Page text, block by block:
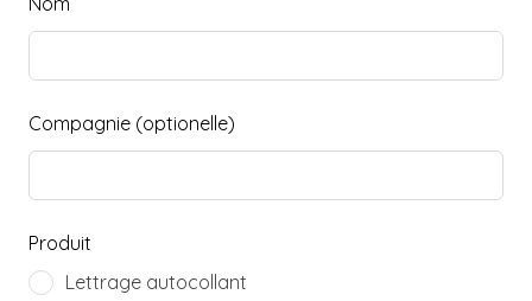
Compagnie (optionelle)
Produit
Lettrage autocollant